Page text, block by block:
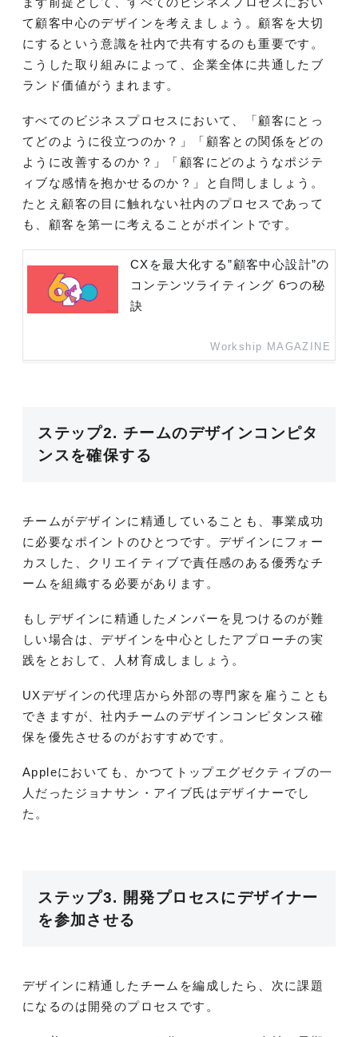
て顧客中心のデザインを考えましょう。顧客を大切
にするという意識を社内で共有するのも重要です。
こうした取り組みによって、企業全体に共通したブ
ランド価値がうまれます。
すべてのビジネスプロセスにおいて、「顧客にとっ
てどのように役立つのか？」「顧客との関係をどの
ように改善するのか？」「顧客にどのようなポジテ
ィブな感情を抱かせるのか？」と自問しましょう。
たとえ顧客の目に触れない社内のプロセスであって
も、顧客を第一に考えることがポイントです。
CXを最大化する”顧客中心設計”の
コンテンツライティング 6つの秘
訣
Workship MAGAZINE
ステップ2. チームのデザインコンピタ
ンスを確保する
チームがデザインに精通していることも、事業成功
に必要なポイントのひとつです。デザインにフォー
カスした、クリエイティブで責任感のある優秀なチ
ームを組織する必要があります。
もしデザインに精通したメンバーを見つけるのが難
しい場合は、デザインを中心としたアプローチの実
践をとおして、人材育成しましょう。
UXデザインの代理店から外部の専門家を雇うことも
できますが、社内チームのデザインコンピタンス確
保を優先させるのがおすすめです。
Appleにおいても、かつてトップエグゼクティブの一
人だったジョナサン・アイブ氏はデザイナーでし
た。
ステップ3. 開発プロセスにデザイナー
を参加させる
デザインに精通したチームを編成したら、次に課題
になるのは開発のプロセスです。